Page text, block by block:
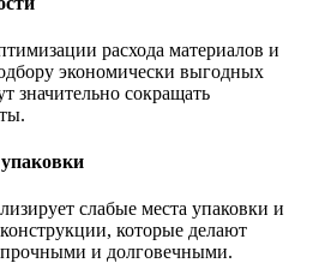
расхода материалов и
экономически выгодных
значительно сокращать
слабые места упаковки и
которые делают
и долговечными.